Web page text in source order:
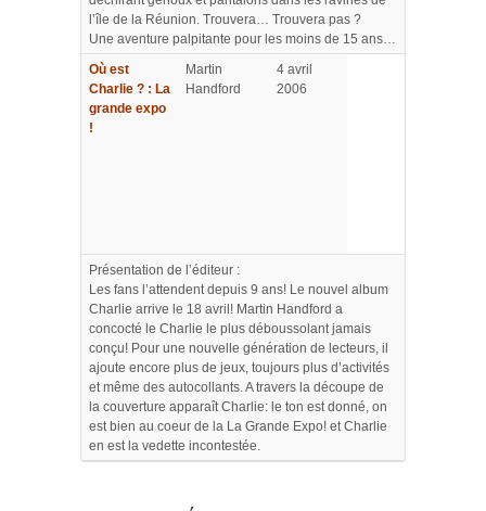
l’île de la Réunion. Trouvera… Trouvera pas ?
Une aventure palpitante pour les moins de 15 ans…
Où est
Charlie ? : La
grande expo
!
Martin
Handford
4 avril
2006
Présentation de l’éditeur :
Les fans l’attendent depuis 9 ans! Le nouvel album
Charlie arrive le 18 avril! Martin Handford a
concocté le Charlie le plus déboussolant jamais
conçu! Pour une nouvelle génération de lecteurs, il
ajoute encore plus de jeux, toujours plus d’activités
et même des autocollants. A travers la découpe de
la couverture apparaît Charlie: le ton est donné, on
est bien au coeur de la La Grande Expo! et Charlie
en est la vedette incontestée.